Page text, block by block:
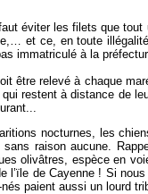
éviter les filets que
et ce, en toute
immatriculé à la
être relevé à chaque
qui restent à distance de
nocturnes, les
raison aucune.
olivâtres, espèce en
l’ïle de Cayenne ! Si
paient aussi un lourd